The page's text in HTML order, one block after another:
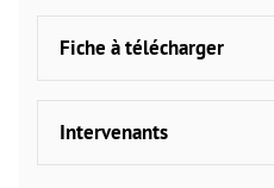
Fiche à télécharger
Intervenants